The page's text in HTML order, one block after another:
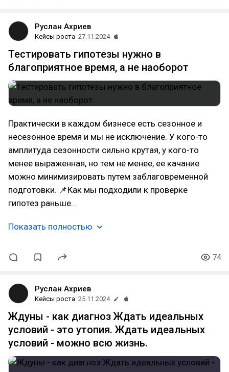
Руслан Ахриев
Кейсы роста 27.11.2024
Тестировать гипотезы нужно в
благоприятное время, а не наоборот
Практически в каждом бизнесе есть сезонное и
несезонное время и мы не исключение. У кого-то
амплитуда сезонности сильно крутая, у кого-то
менее выраженная, но тем не менее, ее качание
можно минимизировать путем заблаговременной
подготовки. 📌Как мы подходили к проверке
гипотез раньше…
Показать полностью
74
Руслан Ахриев
Кейсы роста 25.11.2024
Ждуны - как диагноз Ждать идеальных
условий - это утопия. Ждать идеальных
условий - можно всю жизнь.